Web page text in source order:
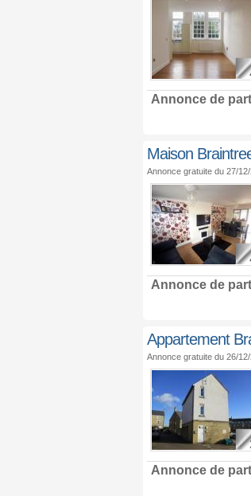
Annonce de
Maison
Annonce gratuite du 27/12/
Annonce de
Appartement
Annonce gratuite du 26/12/
Annonce de